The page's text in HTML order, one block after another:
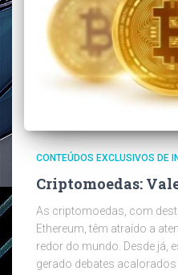
CONTEÚDOS EXCLUSIVOS DE
Criptomoedas:
As criptomoedas, com
Ethereum, têm atraído a
redor do mundo. Desde já,
gerado debates